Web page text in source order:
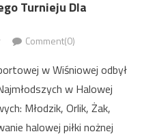
Turnieju Dla
Comment(0)
w Wiśniowej odbył
w Halowej
Młodzik, Orlik, Żak,
halowej piłki nożnej